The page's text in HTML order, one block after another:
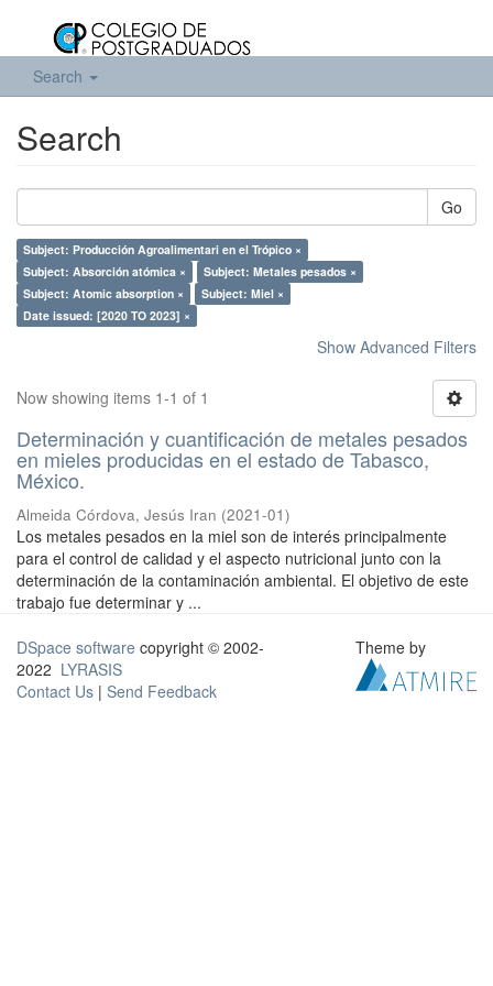
Search
Search
Go
Subject: Producción Agroalimentari en el Trópico ×
Subject: Absorción atómica ×
Subject: Metales pesados ×
Subject: Atomic absorption ×
Subject: Miel ×
Date issued: [2020 TO 2023] ×
Show Advanced Filters
Now showing items 1-1 of 1
Determinación y cuantificación de metales pesados
en mieles producidas en el estado de Tabasco,
México.
Almeida Córdova, Jesús Iran (2021-01)
Los metales pesados en la miel son de interés principalmente
para el control de calidad y el aspecto nutricional junto con la
determinación de la contaminación ambiental. El objetivo de este
trabajo fue determinar y ...
DSpace software copyright © 2002-
2022 LYRASIS
Contact Us | Send Feedback
Theme by